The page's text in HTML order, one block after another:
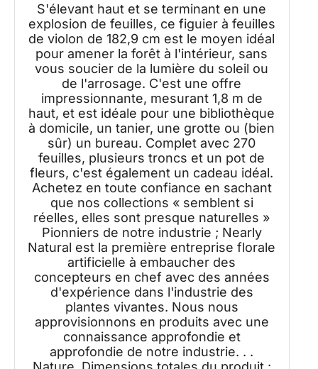
S'élevant haut et se terminant en une
explosion de feuilles, ce figuier à feuilles
de violon de 182,9 cm est le moyen idéal
pour amener la forêt à l'intérieur, sans
vous soucier de la lumière du soleil ou
de l'arrosage. C'est une offre
impressionnante, mesurant 1,8 m de
haut, et est idéale pour une bibliothèque
à domicile, un tanier, une grotte ou (bien
sûr) un bureau. Complet avec 270
feuilles, plusieurs troncs et un pot de
fleurs, c'est également un cadeau idéal.
Achetez en toute confiance en sachant
que nos collections « semblent si
réelles, elles sont presque naturelles »
Pionniers de notre industrie ; Nearly
Natural est la première entreprise florale
artificielle à embaucher des
concepteurs en chef avec des années
d'expérience dans l'industrie des
plantes vivantes. Nous nous
approvisionnons en produits avec une
connaissance approfondie et
approfondie de notre industrie. . .